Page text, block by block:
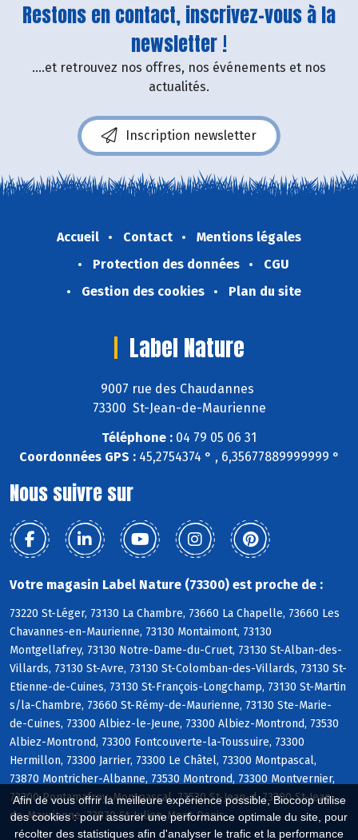
Afin de vous offrir la meilleure expérience possible, Biocoop utilise
des cookies : pour assurer une performance optimale du site, pour
récolter des statistiques afin d'analyser le trafic et la performance
Restons en contact, inscrivez-vous à la
newsletter !
....et retrouvez nos offres, nos événements et nos
actualités.
Inscription newsletter
Accueil Contact
Mentions légales
Protection des données
CGU
Gestion des cookies
Plan du site
Label Nature
9007 rue des Chaudannes
73300 St-Jean-de-Maurienne
Téléphone : 04 79 05 06 31
Coordonnées GPS :45,2754374 ° , 6,35677889999999 °
Nous suivre sur
Votre magasin Label Nature (73300) est proche de :
73220 St-Léger, 73130 La Chambre, 73660 La Chapelle, 73660 Les
Chavannes-en-Maurienne, 73130 Montaimont, 73130
Montgellafrey, 73130 Notre-Dame-du-Cruet, 73130 St-Alban-des-
Villards, 73130 St-Avre, 73130 St-Colomban-des-Villards, 73130 St-
Etienne-de-Cuines, 73130 St-François-Longchamp, 73130 St-Martin
s/la-Chambre, 73660 St-Rémy-de-Maurienne, 73130 Ste-Marie-
de-Cuines, 73300 Albiez-le-Jeune, 73300 Albiez-Montrond, 73530
Albiez-Montrond, 73300 Fontcouverte-la-Toussuire, 73300
Hermillon, 73300 Jarrier, 73300 Le Châtel, 73300 Montpascal,
73870 Montricher-Albanne, 73530 Montrond, 73300 Montvernier,
73300 Pontamafrey-Montpascal, 73530 St-Jean-d, 73300 St-Jean-
de-Maurienne, 73870 St-Julien-Mont-Denis